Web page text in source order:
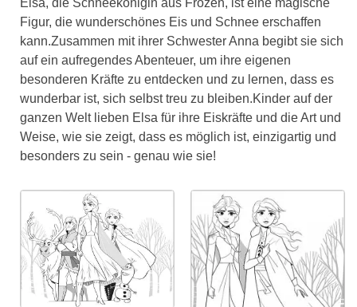
Elsa, die Schneekönigin aus Frozen, ist eine magische
Figur, die wunderschönes Eis und Schnee erschaffen
kann.Zusammen mit ihrer Schwester Anna begibt sie sich
auf ein aufregendes Abenteuer, um ihre eigenen
besonderen Kräfte zu entdecken und zu lernen, dass es
wunderbar ist, sich selbst treu zu bleiben.Kinder auf der
ganzen Welt lieben Elsa für ihre Eiskräfte und die Art und
Weise, wie sie zeigt, dass es möglich ist, einzigartig und
besonders zu sein - genau wie sie!